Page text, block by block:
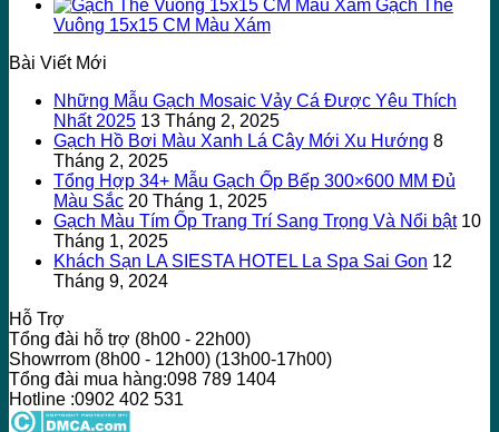
Gạch Thẻ
Vuông 15x15 CM Màu Xám
Bài Viết Mới
Những Mẫu Gạch Mosaic Vảy Cá Được Yêu Thích
Nhất 2025 13 Tháng 2, 2025
Gạch Hồ Bơi Màu Xanh Lá Cây Mới Xu Hướng 8
Tháng 2, 2025
Tổng Hợp 34+ Mẫu Gạch Ốp Bếp 300×600 MM Đủ
Màu Sắc 20 Tháng 1, 2025
Gạch Màu Tím Ốp Trang Trí Sang Trọng Và Nổi bật 10
Tháng 1, 2025
Khách Sạn LA SIESTA HOTEL La Spa Sai Gon 12
Tháng 9, 2024
Hỗ Trợ
Tổng đài hỗ trợ (8h00 - 22h00)
Showrrom (8h00 - 12h00) (13h00-17h00)
Tổng đài mua hàng:098 789 1404
Hotline :0902 402 531